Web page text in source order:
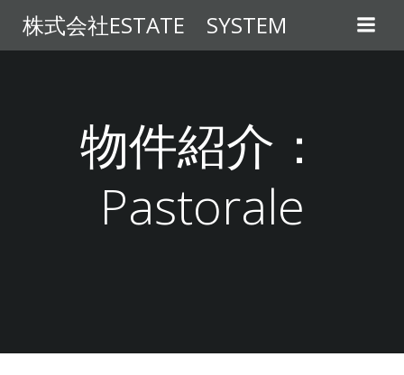
ン
テ
ス
キ
プ
株式会社ESTATE SYSTEM
物件紹介：
Pastorale